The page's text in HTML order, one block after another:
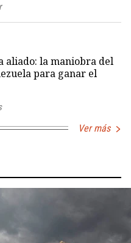
aliado: la maniobra del
para ganar el
Ver más